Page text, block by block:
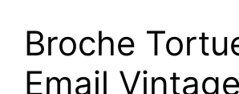
Broche
Email Vintage